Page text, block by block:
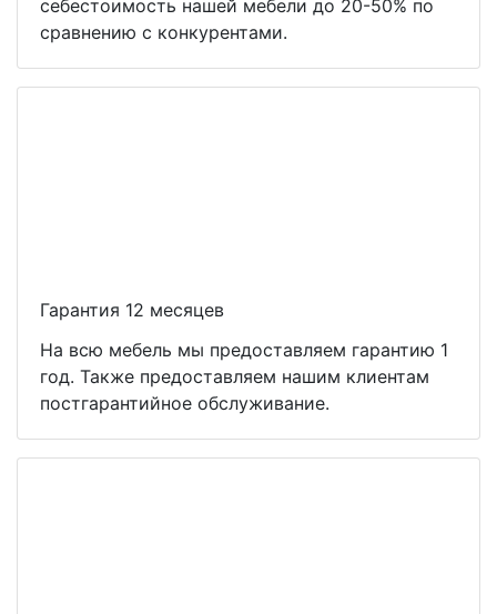
себестоимость нашей мебели до 20-50% по
сравнению с конкурентами.
Гарантия 12 месяцев
На всю мебель мы предоставляем гарантию 1
год. Также предоставляем нашим клиентам
постгарантийное обслуживание.